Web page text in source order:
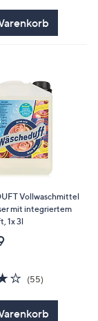
Vollwaschmittel
mit integriertem
1x 3l
3.9
von
5
(55)55